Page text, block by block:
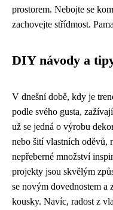
prostorem. Nebojte se
zachovejte střídmost.
DIY návody a
V dnešní době, kdy je
podle svého gusta,
už se jedná o výrobu
nebo šití vlastních oděvů,
nepřeberné množství
projekty jsou skvělým
se novým dovednostem
kousky. Navíc, radost z